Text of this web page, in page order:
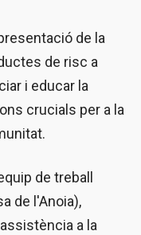
de la
de risc a
i educar la
crucials per a la
de treball
de l'Anoia),
a la